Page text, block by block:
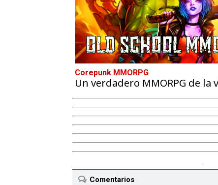
Corepunk MMORPG
Un verdadero MMORPG de la
Comentarios